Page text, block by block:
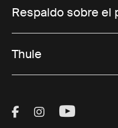
Respaldo sobre el
Thule
Visit Thule on
Visit Thule
Visit